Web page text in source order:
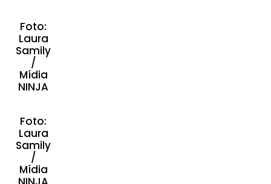
Foto:
Laura
Samily
/
Mídia
NINJA
Foto:
Laura
Samily
/
Mídia